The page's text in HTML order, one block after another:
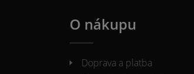
O nákupu
Doprava a platba